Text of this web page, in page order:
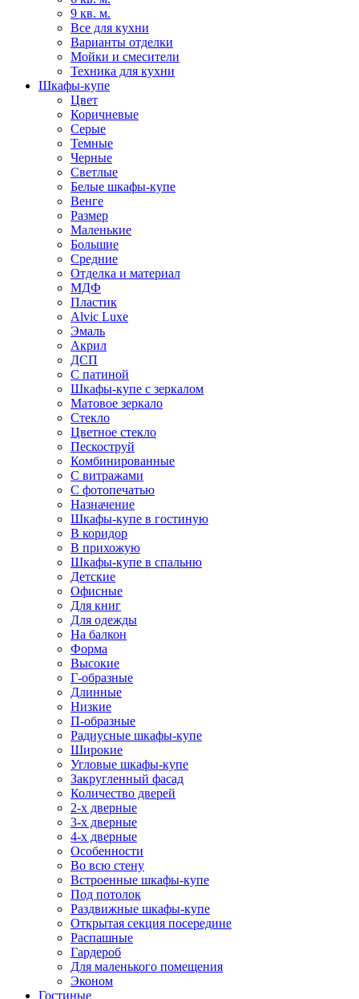
9 кв. м.
Все для кухни
Варианты отделки
Мойки и смесители
Техника для кухни
Шкафы-купе
Цвет
Коричневые
Серые
Темные
Черные
Светлые
Белые шкафы-купе
Венге
Размер
Маленькие
Большие
Средние
Отделка и материал
МДФ
Пластик
Alvic Luxe
Эмаль
Акрил
ДСП
С патиной
Шкафы-купе с зеркалом
Матовое зеркало
Стекло
Цветное стекло
Пескоструй
Комбинированные
С витражами
С фотопечатью
Назначение
Шкафы-купе в гостиную
В коридор
В прихожую
Шкафы-купе в спальню
Детские
Офисные
Для книг
Для одежды
На балкон
Форма
Высокие
Г-образные
Длинные
Низкие
П-образные
Радиусные шкафы-купе
Широкие
Угловые шкафы-купе
Закругленный фасад
Количество дверей
2-х дверные
3-х дверные
4-х дверные
Особенности
Во всю стену
Встроенные шкафы-купе
Под потолок
Раздвижные шкафы-купе
Открытая секция посередине
Распашные
Гардероб
Для маленького помещения
Эконом
Гостиные